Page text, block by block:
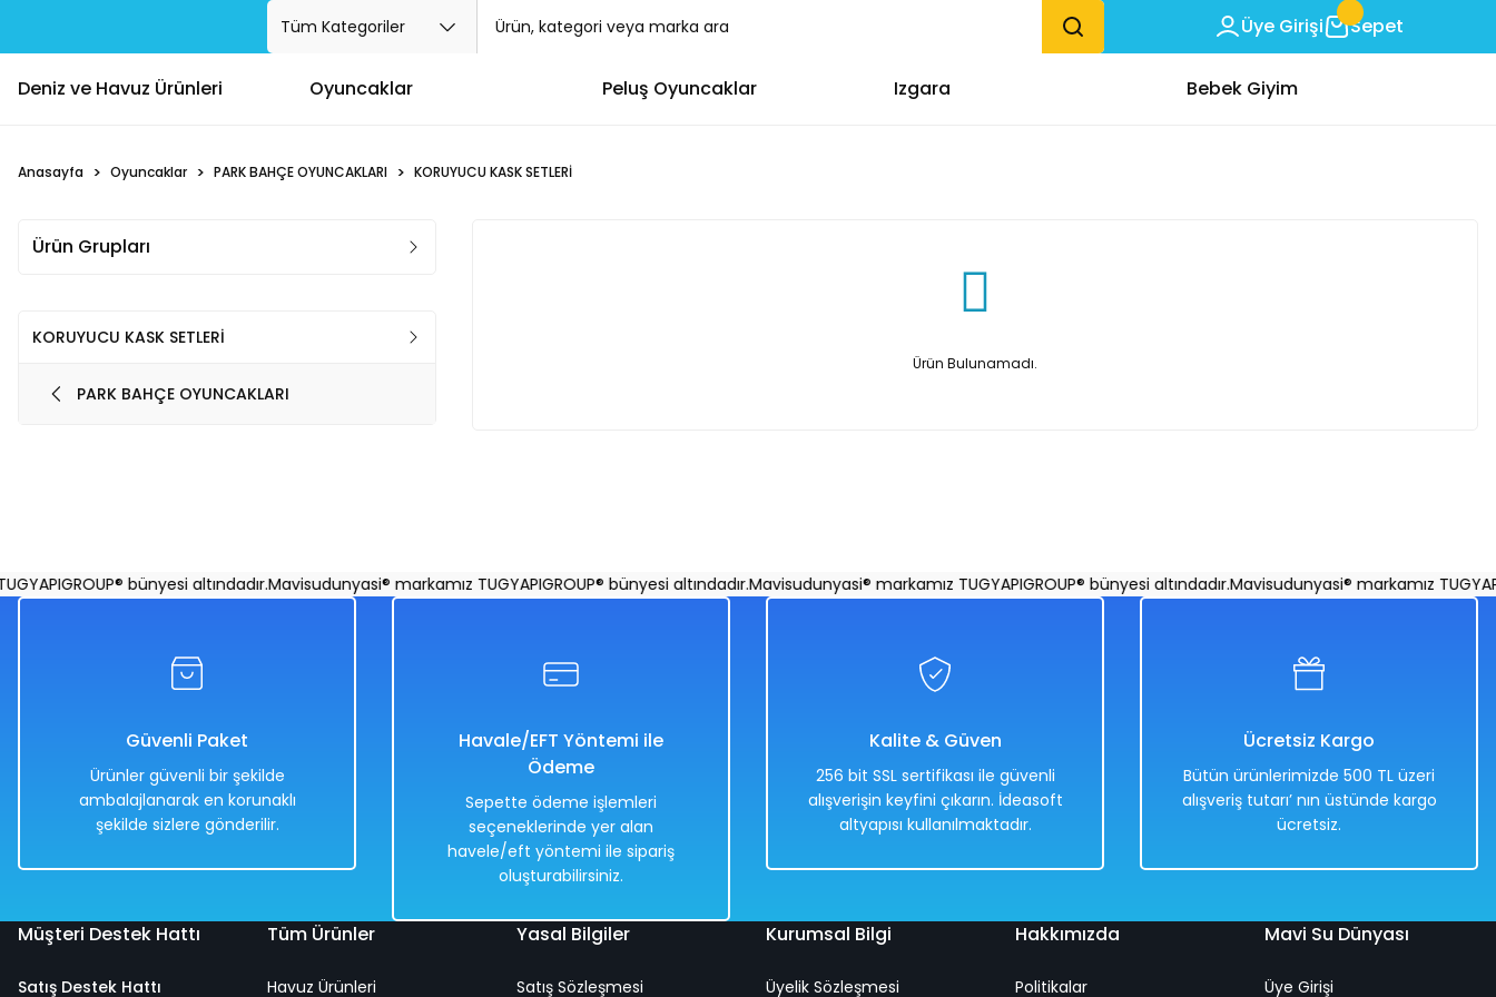
Üye Girişi Sepet
Deniz ve Havuz Ürünleri Oyuncaklar Peluş Oyuncaklar Izgara Bebek Giyim
Anasayfa Oyuncaklar PARK BAHÇE OYUNCAKLARI KORUYUCU KASK SETLERİ
Ürün Grupları
KORUYUCU KASK SETLERİ
PARK BAHÇE OYUNCAKLARI
Ürün Bulunamadı.
bünyesi altındadır.Mavisudunyasi® markamız TUGYAPIGROUP® bünyesi altındadır.Mavisudunyasi® markamız TUGYAPIGROUP® bünyesi altındadır.Mavisudunyasi® markamız
Güvenli Paket
Ürünler güvenli bir şekilde
ambalajlanarak en korunaklı
şekilde sizlere gönderilir.
Havale/EFT Yöntemi ile
Ödeme
Sepette ödeme işlemleri
seçeneklerinde yer alan
havele/eft yöntemi ile sipariş
oluşturabilirsiniz.
Kalite & Güven
256 bit SSL sertifikası ile güvenli
alışverişin keyfini çıkarın. İdeasoft
altyapısı kullanılmaktadır.
Ücretsiz Kargo
Bütün ürünlerimizde 500 TL üzeri
alışveriş tutarı’ nın üstünde kargo
ücretsiz.
Müşteri Destek Hattı
Satış Destek Hattı
Tüm Ürünler
Havuz Ürünleri
Yasal Bilgiler
Satış Sözleşmesi
Kurumsal Bilgi
Üyelik Sözleşmesi
Hakkımızda
Politikalar
Mavi Su Dünyası
Üye Girişi